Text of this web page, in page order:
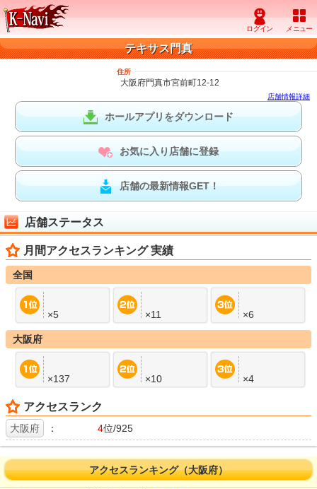
テキサス門真
住所
大阪府門真市宮前町12-12
店舗情報詳細
ホールアプリをダウンロード
お気に入り店舗に登録
店舗の最新情報GET！
店舗ステータス
月間アクセスランキング 実績
全国
×5 ×11 ×6
大阪府
×137 ×10 ×4
アクセスランク
大阪府 ： 4位/925
アクセスランキング（大阪府）